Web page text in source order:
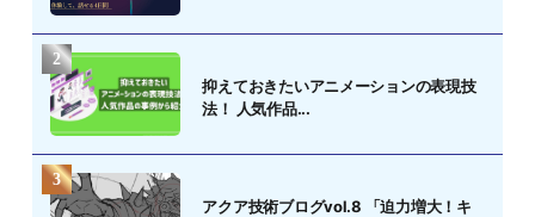
抑えておきたいアニメーションの表現技
法！ 人気作品...
アクア技術ブログvol.8 「迫力増大！キ